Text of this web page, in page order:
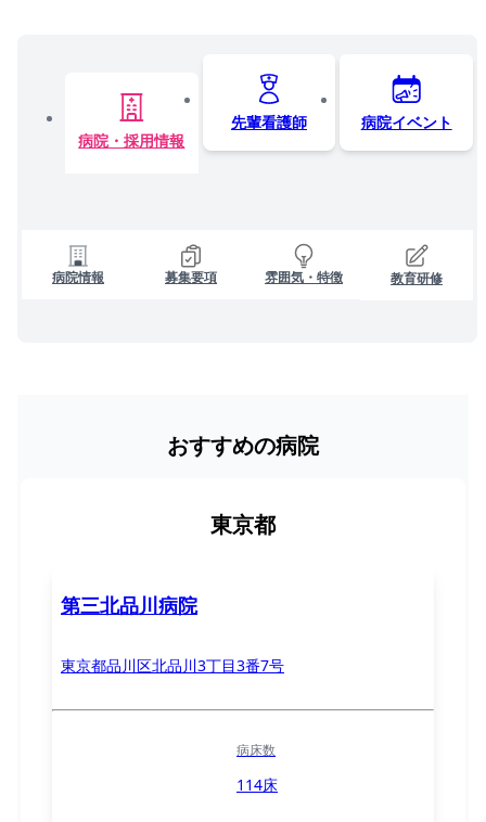
病院・採用情報
先輩看護師 病院イベント
病院情報 募集要項 雰囲気・特徴 教育研修
おすすめの病院
東京都
第三北品川病院
東京都品川区北品川3丁目3番7号
病床数
114床